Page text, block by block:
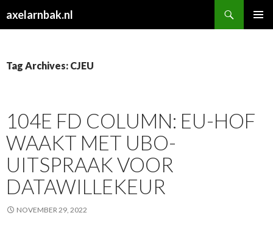
axelarnbak.nl
Tag Archives: CJEU
104E FD COLUMN: EU-HOF
WAAKT MET UBO-
UITSPRAAK VOOR
DATAWILLEKEUR
NOVEMBER 29, 2022